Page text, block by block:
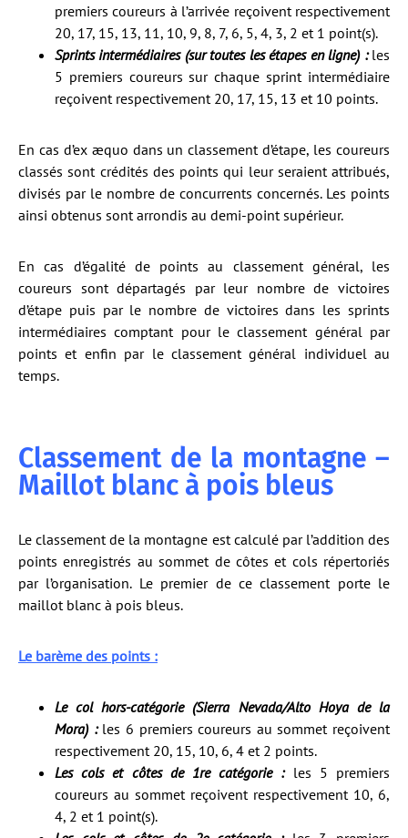
premiers coureurs à l’arrivée reçoivent respectivement
20, 17, 15, 13, 11, 10, 9, 8, 7, 6, 5, 4, 3, 2 et 1 point(s).
Sprints intermédiaires (sur toutes les étapes en ligne) :les
5 premiers coureurs sur chaque sprint intermédiaire
reçoivent respectivement 20, 17, 15, 13 et 10 points.
En cas d’ex æquo dans un classement d’étape, les coureurs
classés sont crédités des points qui leur seraient attribués,
divisés par le nombre de concurrents concernés. Les points
ainsi obtenus sont arrondis au demi-point supérieur.
En cas d’égalité de points au classement général, les
coureurs sont départagés par leur nombre de victoires
d’étape puis par le nombre de victoires dans les sprints
intermédiaires comptant pour le classement général par
points et enfin par le classement général individuel au
temps.
Classement de la montagne –
Maillot blanc à pois bleus
Le classement de la montagne est calculé par l’addition des
points enregistrés au sommet de côtes et cols répertoriés
par l’organisation. Le premier de ce classement porte le
maillot blanc à pois bleus.
Le barème des points :
Le col hors-catégorie (Sierra Nevada/Alto Hoya de la
Mora) :les 6 premiers coureurs au sommet reçoivent
respectivement 20, 15, 10, 6, 4 et 2 points.
Les cols et côtes de 1re catégorie :les 5 premiers
coureurs au sommet reçoivent respectivement 10, 6,
4, 2 et 1 point(s).